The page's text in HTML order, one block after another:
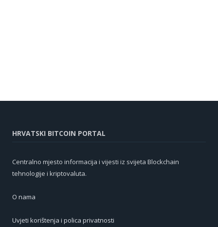
HRVATSKI BITCOIN PORTAL
Centralno mjesto informacija i vijesti iz svijeta Blockchain
tehnologije i kriptovaluta.
O nama
Uvjeti korištenja i polica privatnosti